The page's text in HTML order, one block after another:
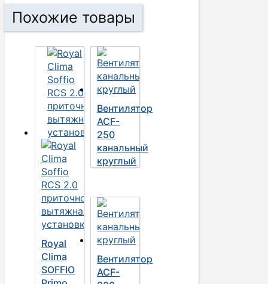
Похожие товары
Royal
Clima
SOFFIO
Вентилятор
ACF-
250
канальный
круглый
Вентилятор
ACF-